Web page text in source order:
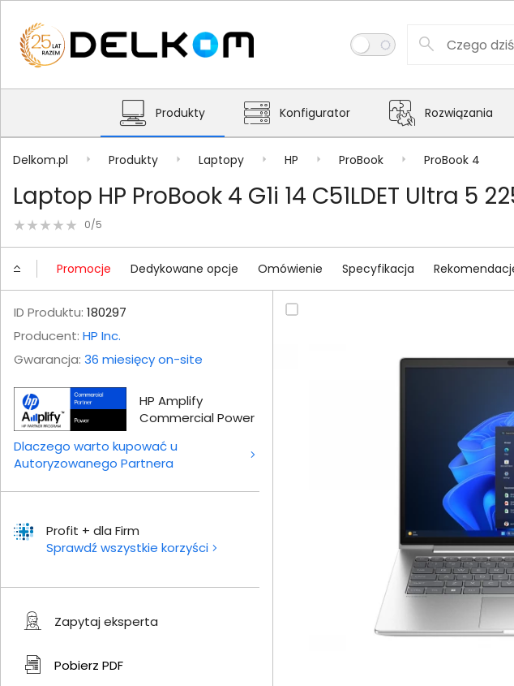
Produkty Konfigurator Rozwiązania
Delkom.pl Produkty Laptopy HP ProBook ProBook 4
Laptop HP ProBook 4 G1i 14 C51LDET Ultra 5
0/5
Promocje Dedykowane opcje Omówienie Specyfikacja
ID Produktu: 180297
Producent: HP Inc.
Gwarancja: 36 miesięcy on-site
HP Amplify
Commercial Power
Dlaczego warto kupować u
Autoryzowanego Partnera
Profit + dla Firm
Sprawdź wszystkie korzyści
Zapytaj eksperta
Pobierz PDF